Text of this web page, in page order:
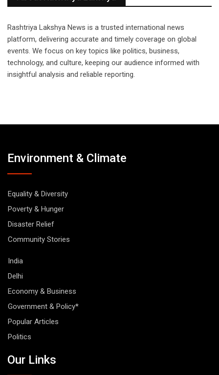
Rashtriya Lakshya News is a trusted international news
platform, delivering accurate and timely coverage on global
events. We focus on key topics like politics, business,
technology, and culture, keeping our audience informed with
insightful analysis and reliable reporting.
Environment & Climate
Equality & Diversity
Poverty & Hunger
Disaster Relief
Community Stories
India
Delhi
Economy & Business
Government & Policy*
Popular Articles
Politics
Our Links